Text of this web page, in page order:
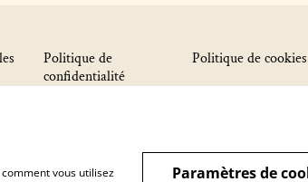
Politique de
confidentialité
Politique de cookies
vous utilisez
Paramètres de